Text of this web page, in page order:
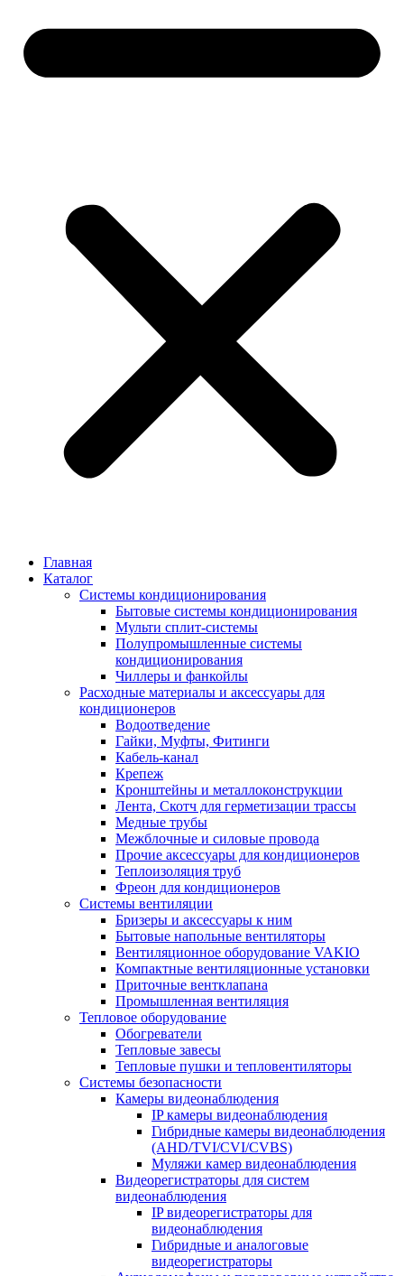
Главная
Каталог
Системы кондиционирования
Бытовые системы кондиционирования
Мульти сплит-системы
Полупромышленные системы
кондиционирования
Чиллеры и фанкойлы
Расходные материалы и аксессуары для
кондиционеров
Водоотведение
Гайки, Муфты, Фитинги
Кабель-канал
Крепеж
Кронштейны и металлоконструкции
Лента, Скотч для герметизации трассы
Медные трубы
Межблочные и силовые провода
Прочие аксессуары для кондиционеров
Теплоизоляция труб
Фреон для кондиционеров
Системы вентиляции
Бризеры и аксессуары к ним
Бытовые напольные вентиляторы
Вентиляционное оборудование VAKIO
Компактные вентиляционные установки
Приточные вентклапана
Промышленная вентиляция
Тепловое оборудование
Обогреватели
Тепловые завесы
Тепловые пушки и тепловентиляторы
Системы безопасности
Камеры видеонаблюдения
IP камеры видеонаблюдения
Гибридные камеры видеонаблюдения
(AHD/TVI/CVI/CVBS)
Муляжи камер видеонаблюдения
Видеорегистраторы для систем
видеонаблюдения
IP видеорегистраторы для
видеонаблюдения
Гибридные и аналоговые
видеорегистраторы